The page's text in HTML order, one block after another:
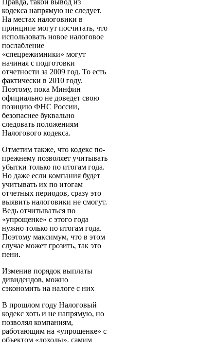
Правда, такой вывод из
кодекса напрямую не следует.
На местах налоговики в
принципе могут посчитать, что
использовать новое налоговое
послабление
«спецрежимники» могут
начиная с подготовки
отчетности за 2009 год. То есть
фактически в 2010 году.
Поэтому, пока Минфин
официально не доведет свою
позицию ФНС России,
безопаснее буквально
следовать положениям
Налогового кодекса.
Отметим также, что кодекс по-
прежнему позволяет учитывать
убытки только по итогам года.
Но даже если компания будет
учитывать их по итогам
отчетных периодов, сразу это
выявить налоговики не смогут.
Ведь отчитываться по
«упрощенке» с этого года
нужно только по итогам года.
Поэтому максимум, что в этом
случае может грозить, так это
пени.
Изменив порядок выплаты
дивидендов, можно
сэкономить на налоге с них
В прошлом году Налоговый
кодекс хоть и не напрямую, но
позволял компаниям,
работающим на «упрощенке» с
объектом «доходы», самим